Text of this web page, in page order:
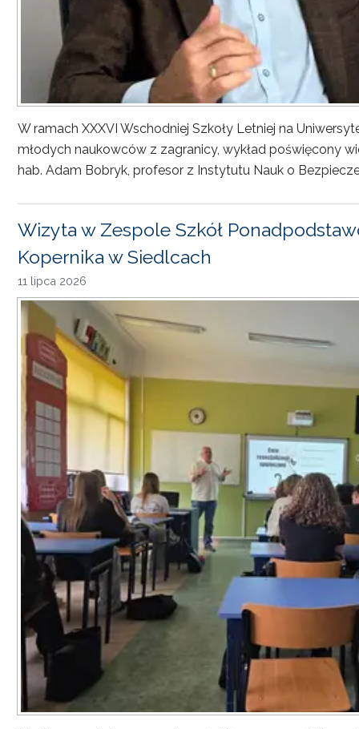
W ramach XXXVI Wschodniej Szkoły Letniej na
młodych naukowców z zagranicy, wykład poświęcony
hab. Adam Bobryk, profesor z Instytutu Nauk o
Wizyta w Zespole Szkół
Kopernika w Siedlcach
11 lipca 2026